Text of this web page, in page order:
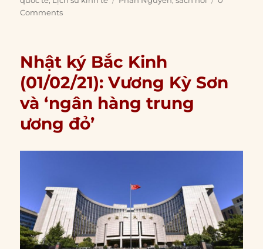
Comments
Nhật ký Bắc Kinh
(01/02/21): Vương Kỳ Sơn
và ‘ngân hàng trung
ương đỏ’